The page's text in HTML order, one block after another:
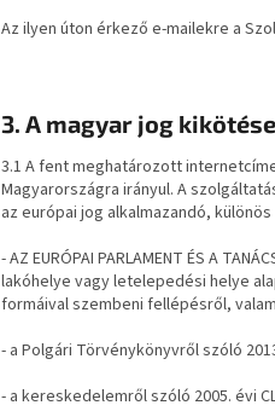
Az ilyen úton érkező e-mailekre a
3. A magyar jog kikötése
3.1 A fent meghatározott
Magyarországra irányul. A
az európai jog alkalmazandó,
- AZ EURÓPAI PARLAMENT ÉS A
lakóhelye vagy letelepedési helye
formáival szembeni fellépésről,
- a Polgári Törvénykönyvről szóló
- a kereskedelemről szóló 2005. évi